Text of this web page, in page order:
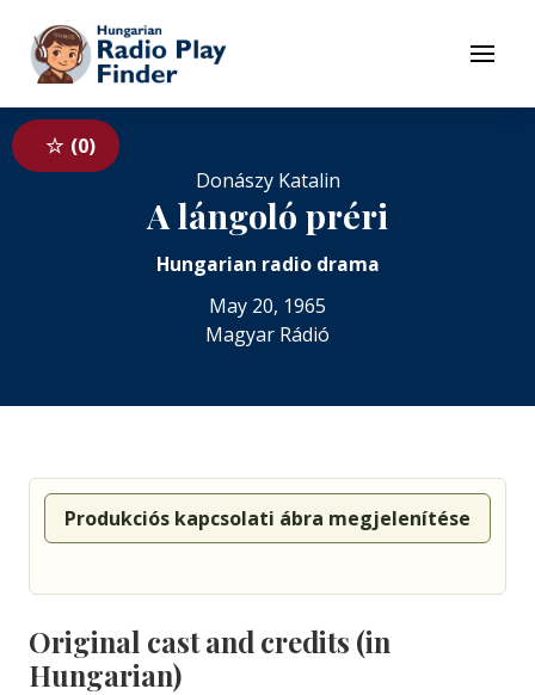
To contents
Menu
0
Donászy Katalin
A lángoló préri
Hungarian radio drama
May 20, 1965
Magyar Rádió
Produkciós kapcsolati ábra megjelenítése
Original cast and credits (in
Hungarian)